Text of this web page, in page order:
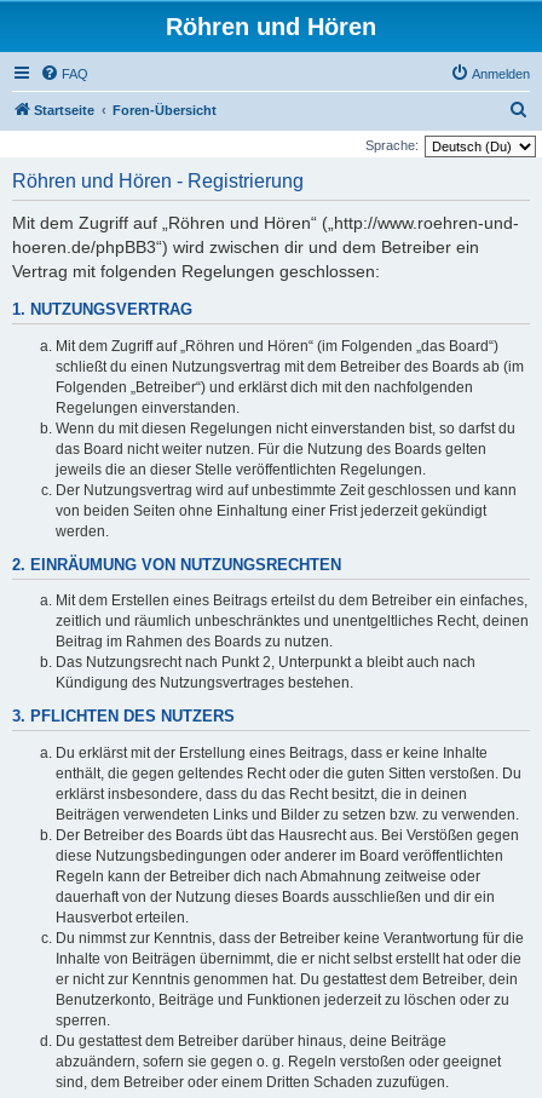
Röhren und Hören
FAQ Anmelden
Startseite Foren-Übersicht
u
Sprache:
Röhren und Hören - Registrierung
Mit dem Zugriff auf „Röhren und Hören“ („http://www.roehren-und-
hoeren.de/phpBB3“) wird zwischen dir und dem Betreiber ein
Vertrag mit folgenden Regelungen geschlossen:
1. NUTZUNGSVERTRAG
Mit dem Zugriff auf „Röhren und Hören“ (im Folgenden „das Board“)
schließt du einen Nutzungsvertrag mit dem Betreiber des Boards ab (im
Folgenden „Betreiber“) und erklärst dich mit den nachfolgenden
Regelungen einverstanden.
Wenn du mit diesen Regelungen nicht einverstanden bist, so darfst du
das Board nicht weiter nutzen. Für die Nutzung des Boards gelten
jeweils die an dieser Stelle veröffentlichten Regelungen.
Der Nutzungsvertrag wird auf unbestimmte Zeit geschlossen und kann
von beiden Seiten ohne Einhaltung einer Frist jederzeit gekündigt
werden.
2. EINRÄUMUNG VON NUTZUNGSRECHTEN
Mit dem Erstellen eines Beitrags erteilst du dem Betreiber ein einfaches,
zeitlich und räumlich unbeschränktes und unentgeltliches Recht, deinen
Beitrag im Rahmen des Boards zu nutzen.
Das Nutzungsrecht nach Punkt 2, Unterpunkt a bleibt auch nach
Kündigung des Nutzungsvertrages bestehen.
3. PFLICHTEN DES NUTZERS
Du erklärst mit der Erstellung eines Beitrags, dass er keine Inhalte
enthält, die gegen geltendes Recht oder die guten Sitten verstoßen. Du
erklärst insbesondere, dass du das Recht besitzt, die in deinen
Beiträgen verwendeten Links und Bilder zu setzen bzw. zu verwenden.
Der Betreiber des Boards übt das Hausrecht aus. Bei Verstößen gegen
diese Nutzungsbedingungen oder anderer im Board veröffentlichten
Regeln kann der Betreiber dich nach Abmahnung zeitweise oder
dauerhaft von der Nutzung dieses Boards ausschließen und dir ein
Hausverbot erteilen.
Du nimmst zur Kenntnis, dass der Betreiber keine Verantwortung für die
Inhalte von Beiträgen übernimmt, die er nicht selbst erstellt hat oder die
er nicht zur Kenntnis genommen hat. Du gestattest dem Betreiber, dein
Benutzerkonto, Beiträge und Funktionen jederzeit zu löschen oder zu
sperren.
Du gestattest dem Betreiber darüber hinaus, deine Beiträge
abzuändern, sofern sie gegen o. g. Regeln verstoßen oder geeignet
sind, dem Betreiber oder einem Dritten Schaden zuzufügen.